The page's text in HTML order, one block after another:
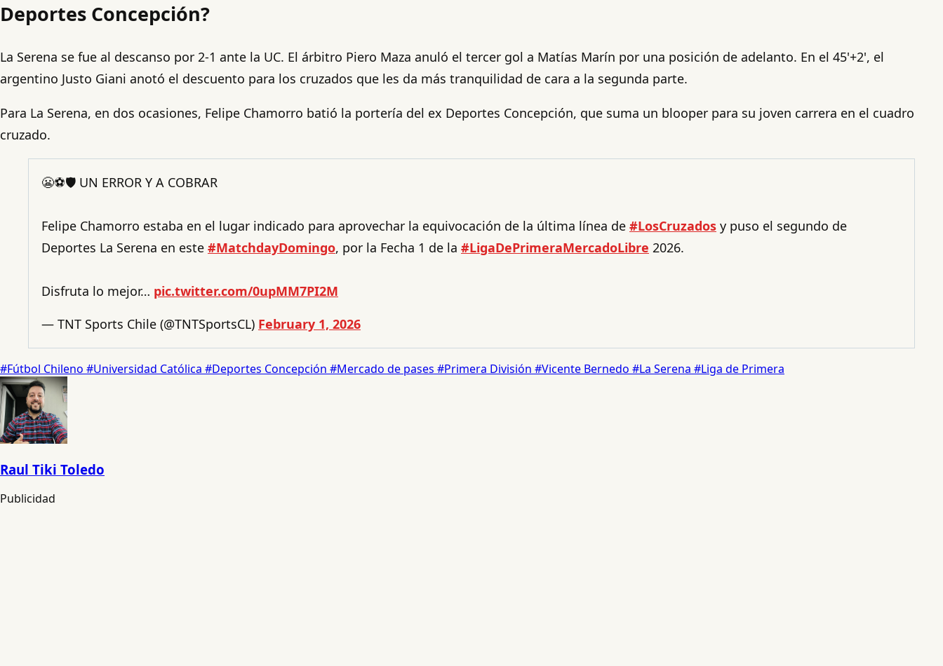
Deportes Concepción?
La Serena se fue al descanso por 2-1 ante la UC. El árbitro Piero Maza anuló el tercer gol a Matías Marín por una posición de adelanto. En el 45'+2', el
argentino Justo Giani anotó el descuento para los cruzados que les da más tranquilidad de cara a la segunda parte.
Para La Serena, en dos ocasiones, Felipe Chamorro batió la portería del ex Deportes Concepción, que suma un blooper para su joven carrera en el cuadro
cruzado.
😬⚽🛡 UN ERROR Y A COBRAR
Felipe Chamorro estaba en el lugar indicado para aprovechar la equivocación de la última línea de #LosCruzados y puso el segundo de
Deportes La Serena en este #MatchdayDomingo, por la Fecha 1 de la #LigaDePrimeraMercadoLibre 2026.
Disfruta lo mejor… pic.twitter.com/0upMM7PI2M
— TNT Sports Chile (@TNTSportsCL) February 1, 2026
#Fútbol Chileno #Universidad Católica #Deportes Concepción #Mercado de pases #Primera División #Vicente Bernedo #La Serena #Liga de Primera
Raul Tiki Toledo
Publicidad